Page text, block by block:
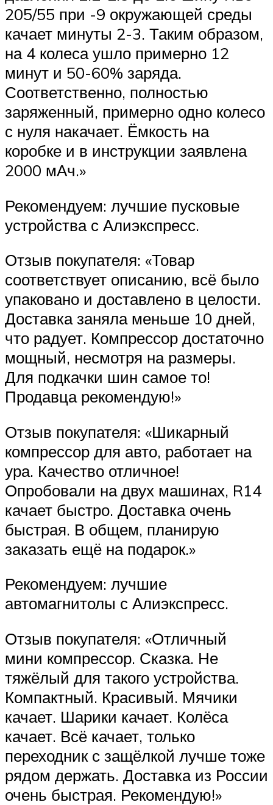
205/55 при -9 окружающей среды
качает минуты 2-3. Таким образом,
на 4 колеса ушло примерно 12
минут и 50-60% заряда.
Соответственно, полностью
заряженный, примерно одно колесо
с нуля накачает. Ёмкость на
коробке и в инструкции заявлена
2000 мАч.»
Рекомендуем: лучшие пусковые
устройства с Алиэкспресс.
Отзыв покупателя: «Товар
соответствует описанию, всё было
упаковано и доставлено в целости.
Доставка заняла меньше 10 дней,
что радует. Компрессор достаточно
мощный, несмотря на размеры.
Для подкачки шин самое то!
Продавца рекомендую!»
Отзыв покупателя: «Шикарный
компрессор для авто, работает на
ура. Качество отличное!
Опробовали на двух машинах, R14
качает быстро. Доставка очень
быстрая. В общем, планирую
заказать ещё на подарок.»
Рекомендуем: лучшие
автомагнитолы с Алиэкспресс.
Отзыв покупателя: «Отличный
мини компрессор. Сказка. Не
тяжёлый для такого устройства.
Компактный. Красивый. Мячики
качает. Шарики качает. Колёса
качает. Всё качает, только
переходник с защёлкой лучше тоже
рядом держать. Доставка из России
очень быстрая. Рекомендую!»